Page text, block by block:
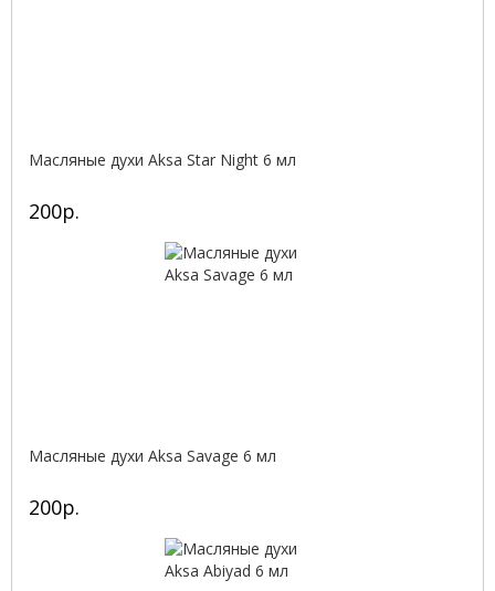
Масляные духи Aksa Star Night 6 мл
200р.
Масляные духи Aksa Savage 6 мл
200р.